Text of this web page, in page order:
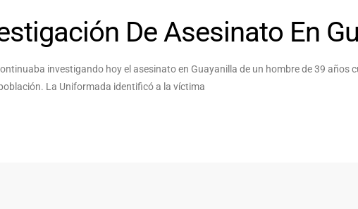
De Asesinato En
investigando hoy el asesinato en Guayanilla de un hombre de 39 años
La Uniformada identificó a la víctima